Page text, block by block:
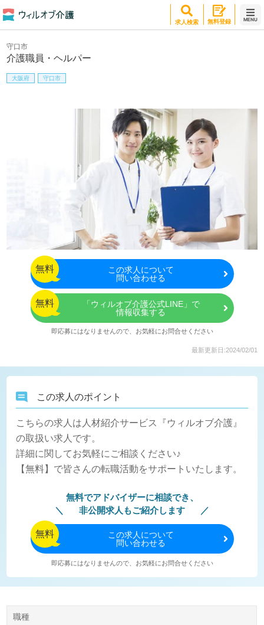
求人検索 無料登録 MENU
介護職員・ヘルパー
守口市
大阪府 守口市
無料 この求人について
問い合わせる
無料
「ウィルオブ介護公式LINE」で
情報収集する
即応募にはなりませんので、お気軽にお問合せください
最新更新日:2024/02/01
この求人のポイント
こちらの求人は人材紹介サービス『ウィルオブ介護』
の取扱い求人です。
詳細に関してお気軽にご相談ください♪
【無料】で皆さんの転職活動をサポートいたします。
無料でアドバイザーに相談でき、
非公開求人もご紹介します
無料 この求人について
問い合わせる
即応募にはなりませんので、お気軽にお問合せください
職種